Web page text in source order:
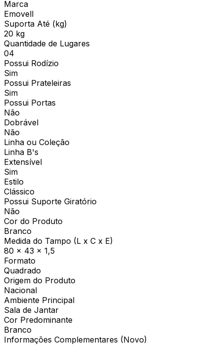
Marca
Emovell
Suporta Até (kg)
20 kg
Quantidade de Lugares
04
Possui Rodízio
Sim
Possui Prateleiras
Sim
Possui Portas
Não
Dobrável
Não
Linha ou Coleção
Linha B's
Extensível
Sim
Estilo
Clássico
Possui Suporte Giratório
Não
Cor do Produto
Branco
Medida do Tampo (L x C x E)
80 x 43 x 1,5
Formato
Quadrado
Origem do Produto
Nacional
Ambiente Principal
Sala de Jantar
Cor Predominante
Branco
Informações Complementares (Novo)